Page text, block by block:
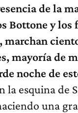
de la
Bottone y los
marchan
mayoría de
noche de
la esquina de
una